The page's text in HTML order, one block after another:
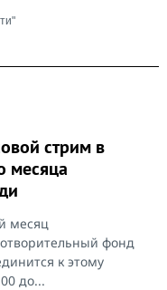
стрим в
месяца
месяц
фонд
к этому
до...